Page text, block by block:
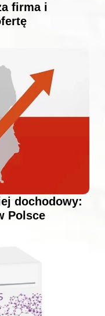
firma i
dochodowy:
Polsce